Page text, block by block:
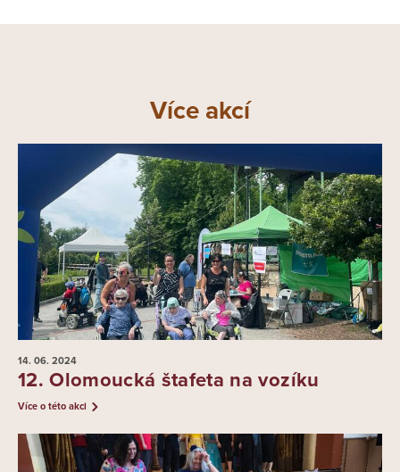
Více akcí
14. 06. 2024
12. Olomoucká štafeta na vozíku
Více o této akci